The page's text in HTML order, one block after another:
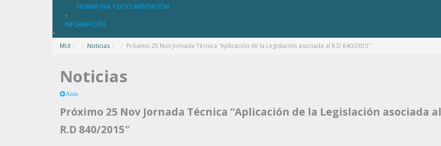
NORMATIVA Y DOCUMENTACIÓN
+
INFORMACIÓN
+
MUI / Noticias / Próximo 25 Nov Jornada Técnica “Aplicación de la Legislación asociada al R.D 840/2015″
Noticias
Atrás
Próximo 25 Nov Jornada Técnica “Aplicación de la Legislación asociada al
R.D 840/2015″